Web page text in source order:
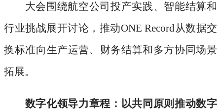
大会围绕航空公司投产实践、智能结算和
行业挑战展开讨论，推动ONE Record从数据交
换标准向生产运营、财务结算和多方协同场景
拓展。
数字化领导力章程：以共同原则推动数字